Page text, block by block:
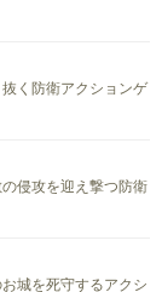
く防衛アクションゲ
侵攻を迎え撃つ防衛
城を死守するアクシ